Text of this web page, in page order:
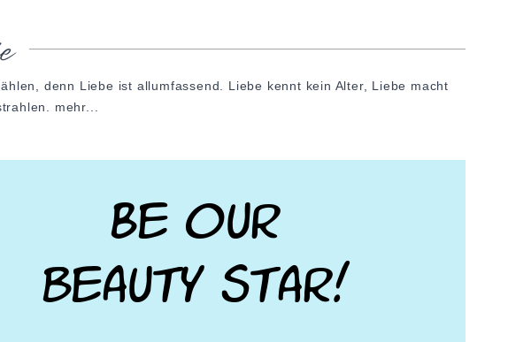
denn Liebe ist allumfassend. Liebe kennt kein Alter, Liebe macht
mehr...
Be our
beauty star!